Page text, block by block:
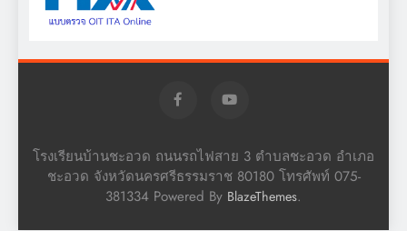
โรงเรียนบ้านชะอวด ถนนรถไฟสาย 3 ตำบลชะอวด อำเภอ
ชะอวด จังหวัดนครศรีธรรมราช 80180 โทรศัพท์ 075-
381334 Powered By BlazeThemes.